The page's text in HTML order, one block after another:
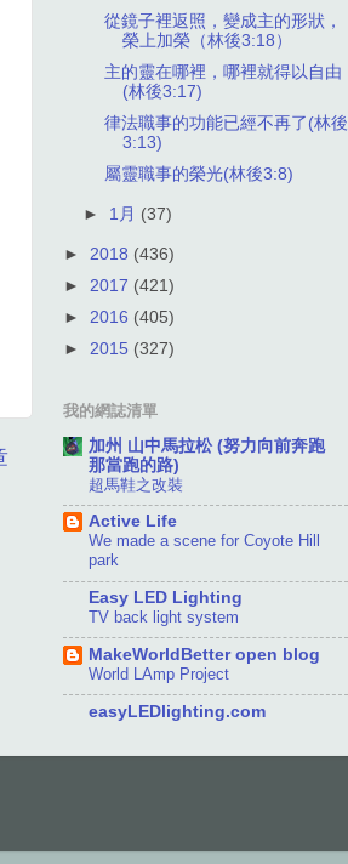
從鏡子裡返照，變成主的形狀，
榮上加榮（林後3:18）
主的靈在哪裡，哪裡就得以自由
(林後3:17)
律法職事的功能已經不再了(林後
3:13)
屬靈職事的榮光(林後3:8)
► 1月 (37)
► 2018 (436)
► 2017 (421)
► 2016 (405)
► 2015 (327)
我的網誌清單
加州 山中馬拉松 (努力向前奔跑
那當跑的路)
超馬鞋之改裝
Active Life
We made a scene for Coyote Hill
park
Easy LED Lighting
TV back light system
MakeWorldBetter open blog
World LAmp Project
easyLEDlighting.com